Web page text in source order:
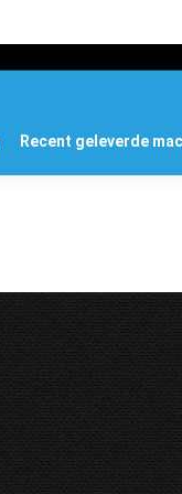
Recent geleverde